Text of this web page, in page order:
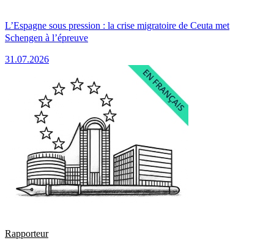
L’Espagne sous pression : la crise migratoire de Ceuta met
Schengen à l’épreuve
31.07.2026
Rapporteur